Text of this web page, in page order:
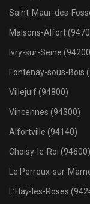
Saint-Maur-des-
Maisons-Alfort
Ivry-sur-Seine
Fontenay-sous-Bois
Villejuif (94800)
Vincennes (94300)
Alfortville (94140)
Choisy-le-Roi (94600)
Le Perreux-sur-
L’Haÿ-les-Roses